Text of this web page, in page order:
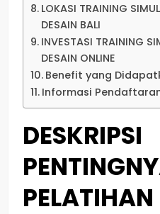
LOKASI TRAINING
DESAIN BALI
INVESTASI TRAINING
DESAIN ONLINE
Benefit yang
Informasi
DESKRIPSI
PELATIHAN